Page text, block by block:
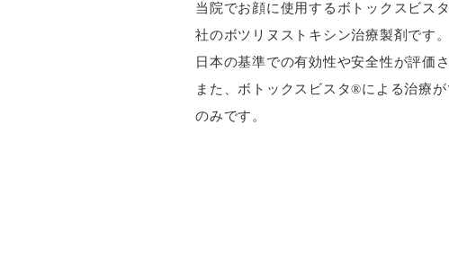
当院でお顔に使用するボトックスビス
社のボツリヌストキシン治療製剤です。
日本の基準での有効性や安全性が評価
また、ボトックスビスタ®による治療
のみです。